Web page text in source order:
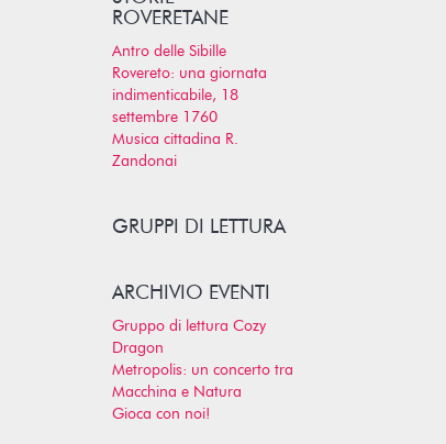
ROVERETANE
Antro delle Sibille
Rovereto: una giornata
indimenticabile, 18
settembre 1760
Musica cittadina R.
Zandonai
GRUPPI DI LETTURA
ARCHIVIO EVENTI
Gruppo di lettura Cozy
Dragon
Metropolis: un concerto tra
Macchina e Natura
Gioca con noi!